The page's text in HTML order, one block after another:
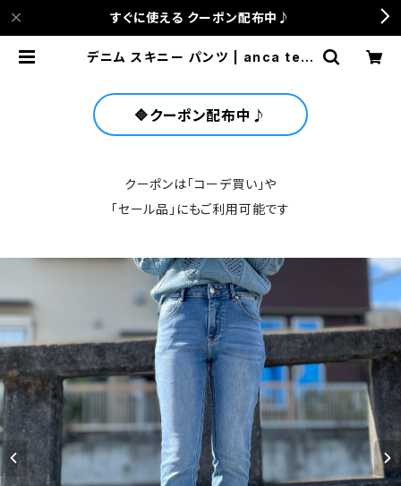
すぐに使える クーポン配布中♪
デニム スキニー パンツ | anca terr
🔷クーポン配布中♪
クーポンは「コーデ買い」や
「セール品」にもご利用可能です